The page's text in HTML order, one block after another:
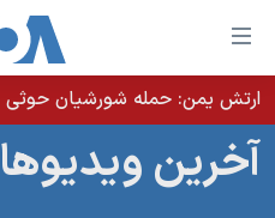
لینکهای
قابل
دسترسی
جهش
خانه
نسخه سبک وب‌سایت
آخرین ویدیوها